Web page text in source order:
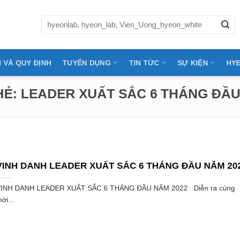
kiếm:
VÀ QUY ĐỊNH TUYỂN DỤNG TIN TỨC SỰ KIỆN
LEADER XUẤT SẮC 6 THÁNG
DANH LEADER XUẤT SẮC 6 THÁNG ĐẦU NĂM
DANH LEADER XUẤT SẮC 6 THÁNG ĐẦU NĂM 2022 Diễn ra cùng